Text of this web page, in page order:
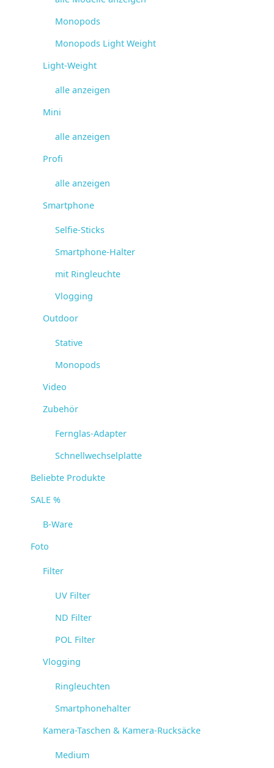
Monopods
Monopods Light Weight
Light-Weight
alle anzeigen
Mini
alle anzeigen
Profi
alle anzeigen
Smartphone
Selfie-Sticks
Smartphone-Halter
mit Ringleuchte
Vlogging
Outdoor
Stative
Monopods
Video
Zubehör
Fernglas-Adapter
Schnellwechselplatte
Beliebte Produkte
SALE %
B-Ware
Foto
Filter
UV Filter
ND Filter
POL Filter
Vlogging
Ringleuchten
Smartphonehalter
Kamera-Taschen & Kamera-Rucksäcke
Medium